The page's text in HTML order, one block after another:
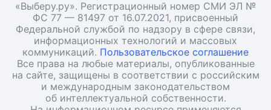
«Выберу.ру». Регистрационный номер СМИ ЭЛ №
ФС 77 — 81497 от 16.07.2021, присвоенный
Федеральной службой по надзору в сфере связи,
информационных технологий и массовых
коммуникаций. Пользовательское соглашение
Все права на любые материалы, опубликованные
на сайте, защищены в соответствии с российским
и международным законодательством
об интеллектуальной собственности.